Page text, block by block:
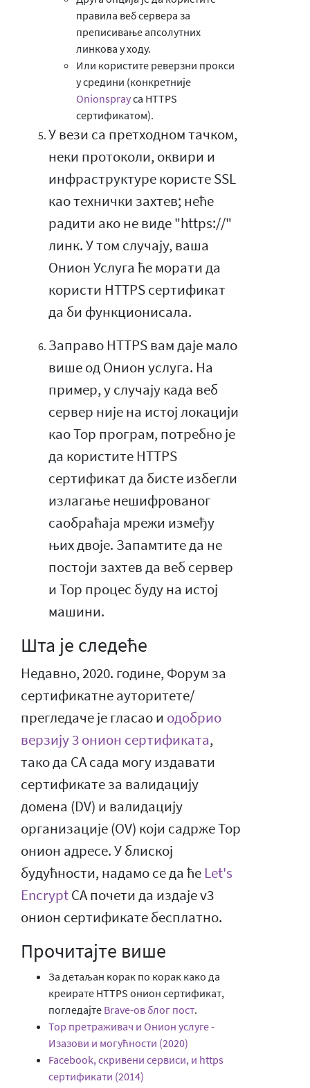
правила веб сервера за
преписивање апсолутних
линкова у ходу.
Или користите реверзни прокси
у средини (конкретније
Onionsprayса HTTPS
сертификатом).
У вези са претходном тачком,
неки протоколи, оквири и
инфраструктуре користе SSL
као технички захтев; неће
радити ако не виде "https://"
линк. У том случају, ваша
Онион Услуга ће морати да
користи HTTPS сертификат
да би функционисала.
Заправо HTTPS вам даје мало
више од Онион услуга. На
пример, у случају када веб
сервер није на истој локацији
као Тор програм, потребно је
да користите HTTPS
сертификат да бисте избегли
излагање нешифрованог
саобраћаја мрежи између
њих двоје. Запамтите да не
постоји захтев да веб сервер
и Тор процес буду на истој
машини.
Шта је следеће
Недавно, 2020. године, Форум за
сертификатне ауторитете/
прегледаче је гласао и одобрио
верзију 3 онион сертификата,
тако да CA сада могу издавати
сертификате за валидацију
домена (DV) и валидацију
организације (OV) који садрже Тор
онион адресе. У блиској
будућности, надамо се да ће Let's
EncryptCA почети да издаје v3
онион сертификате бесплатно.
Прочитајте више
За детаљан корак по корак како да
креирате HTTPS онион сертификат,
погледајте Brave-ов блог пост.
Тор претраживач и Онион услуге -
Изазови и могућности (2020)
Facebook, скривени сервиси, и https
сертификати (2014)